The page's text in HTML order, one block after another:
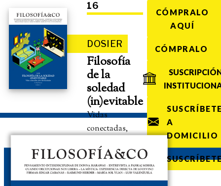
16
DOSIER
Filosofía
de la
soledad
(in)evitable
Vidas
conectadas,
desvinculadas
CÓMPRALO
AQUÍ
CÓMPRALO
A
DOMICILIO